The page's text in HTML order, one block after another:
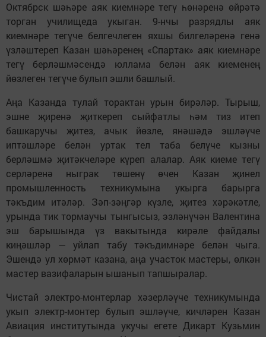
Октябрск шәһәре аяк киемнәре тегү һөнәренә өйрәтә
торган училищеда укыган. 9-нчы разрядлы аяк
киемнәре тегүче белгечлеген яхшы билгеләренә генә
үзләштереп Казан шәһәренең «Спартак» аяк киемнәре
тегү берләшмәсендә юллама белән аяк киеменең
йөзлеген тегүче булып эшли башлый.
Аңа Казанда тулай торактан урын бирәләр. Тырыш,
эшне җиренә җиткереп сыйфатлы һәм тиз итеп
башкаручы җитез, ачык йөзле, янәшәдә эшләүче
иптәшләре белән уртак тел таба белүче кызны
берләшмә җитәкчеләре күреп алалар. Аяк киеме тегү
серләренә ныграк төшенү өчен Казан җинел
промышленность техникумына укырга барырга
тәкъдим итәләр. Зәп-зәңгәр күзле, җитез хәрәкәтле,
урында тик тормаучы тынгысыз, эзләнүчән Валентина
эш барышында үз вакытында кирәле файдалы
киңәшләр — уйлап табу тәкъдимнәре белән чыга.
Эшендә ул хөрмәт казана, аңа участок мастеры, өлкән
мастер вазифаларын ышанып тапшыралар.
Чистай электро-монтерлар хәзерләүче техникумында
укып электр-монтер булып эшләүче, кичләрен Казан
Авиация институтында укучы егете Дикарт Кузьмин